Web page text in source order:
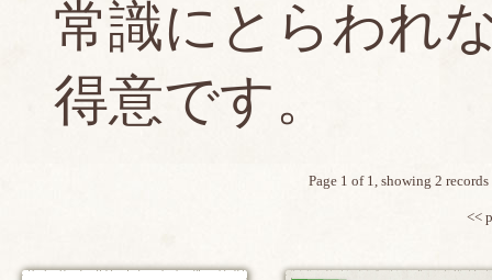
常識にとらわれ
得意です。
Page 1 of 1, showing 2
<<